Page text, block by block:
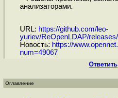
анализаторами.
URL: https://github.com/leo-
yuriev/ReOpenLDAP/
Новость: https://
num=49067
Ответить
Оглавление